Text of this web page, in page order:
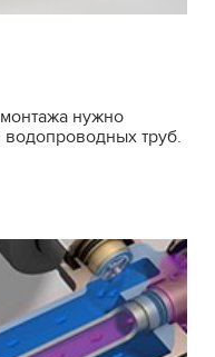
нужно
водопроводных труб.